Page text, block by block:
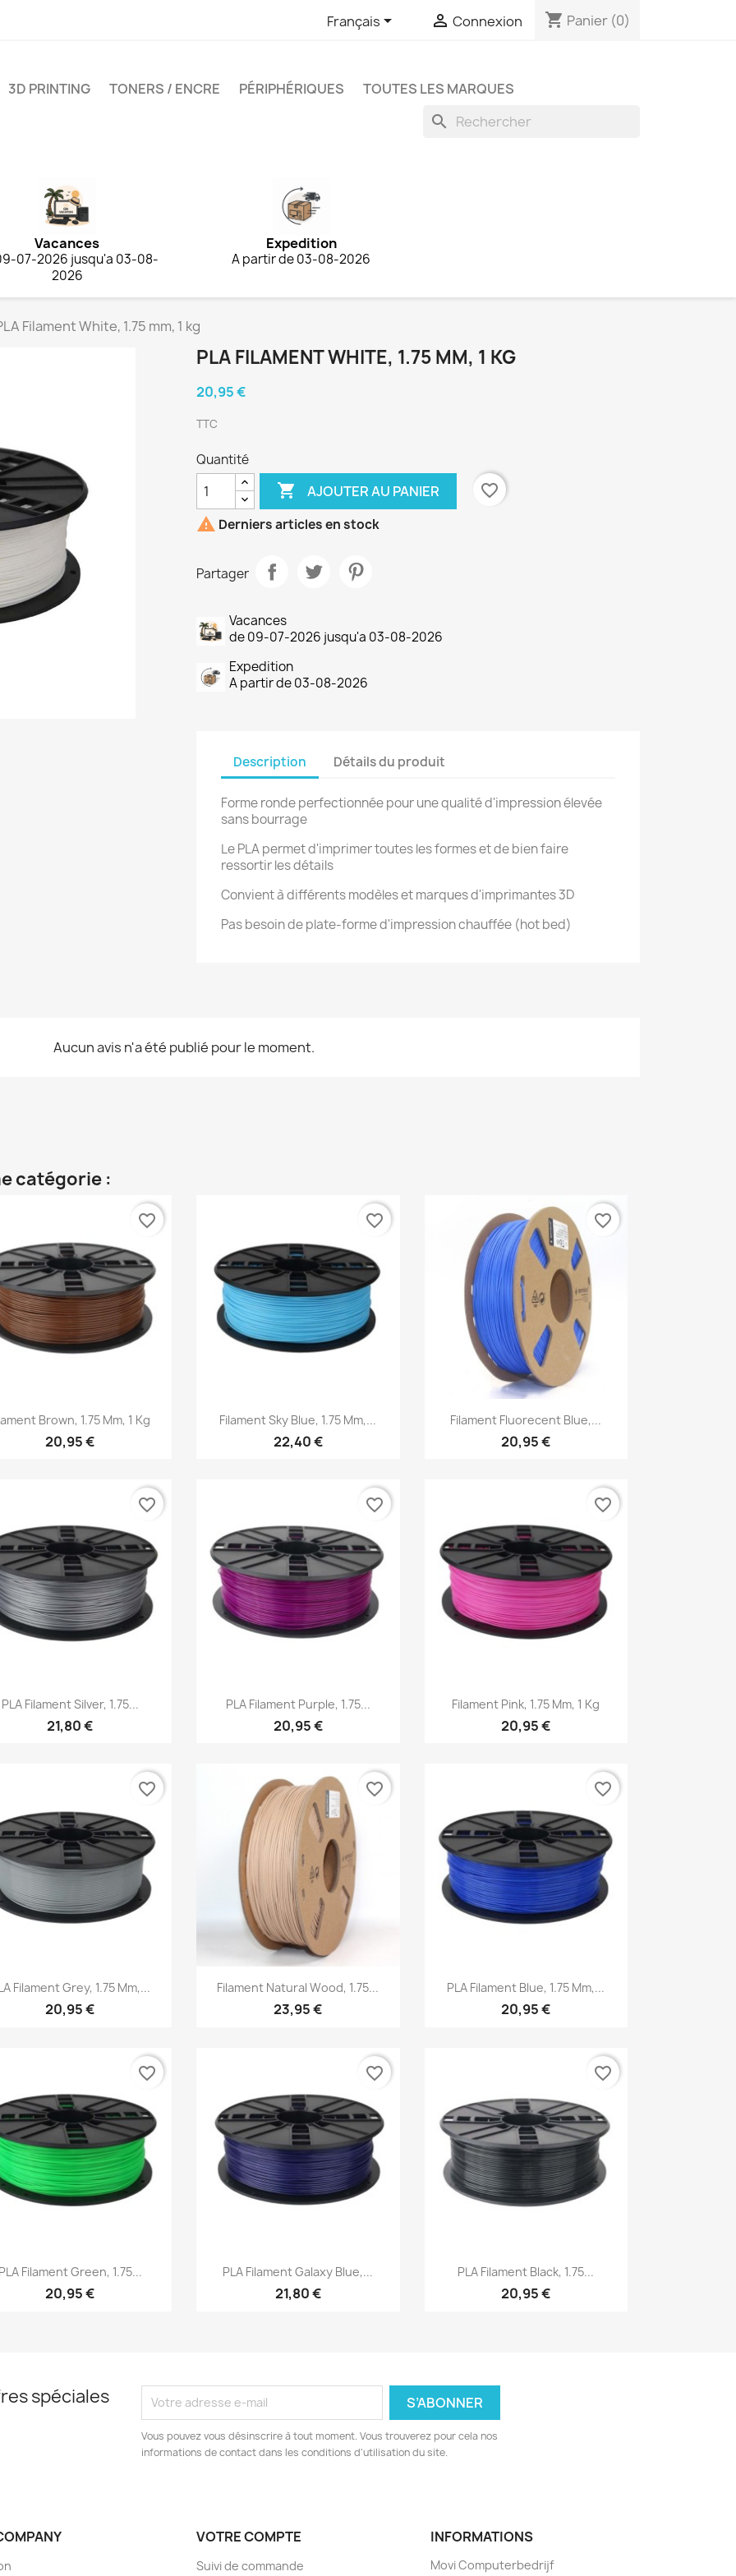
Français  Connexion shopping_cart Panier (0)
3D PRINTING TONERS / ENCRE PÉRIPHÉRIQUES TOUTES LES MARQUES
search
Vacances
07-2026 jusqu'a 03-08-
2026
Expedition
A partir de 03-08-2026
Filament White, 1.75 mm, 1 kg
PLA FILAMENT WHITE, 1.75 MM, 1 KG
20,95 €
TTC
Quantité
 AJOUTER AU PANIER
favorite_border
 Derniers articles en stock
Partager
Vacances
de 09-07-2026 jusqu'a 03-08-2026
Expedition
A partir de 03-08-2026
Description Détails du produit
Forme ronde perfectionnée pour une qualité d'impression élevée
sans bourrage
Le PLA permet d'imprimer toutes les formes et de bien faire
ressortir les détails
Convient à différents modèles et marques d'imprimantes 3D
Pas besoin de plate-forme d'impression chauffée (hot bed)
Aucun avis n'a été publié pour le moment.
catégorie :
Aperçu rapide
Brown, 1.75 Mm, 1 Kg
20,95 €
favorite_border
Aperçu rapide
Filament Sky Blue, 1.75 Mm,...
22,40 €
favorite_border
Aperçu rapide
Filament Fluorecent Blue,...
20,95 €
favorite_border
Aperçu rapide
PLA Filament Silver, 1.75...
21,80 €
favorite_border
Aperçu rapide
PLA Filament Purple, 1.75...
20,95 €
favorite_border
Aperçu rapide
Filament Pink, 1.75 Mm, 1 Kg
20,95 €
favorite_border
Aperçu rapide
Filament Grey, 1.75 Mm,...
20,95 €
favorite_border
Aperçu rapide
Filament Natural Wood, 1.75...
23,95 €
favorite_border
Aperçu rapide
PLA Filament Blue, 1.75 Mm,...
20,95 €
favorite_border
Aperçu rapide
PLA Filament Green, 1.75...
20,95 €
favorite_border
Aperçu rapide
PLA Filament Galaxy Blue,...
21,80 €
favorite_border
Aperçu rapide
PLA Filament Black, 1.75...
20,95 €
favorite_border
spéciales
Vous pouvez vous désinscrire à tout moment. Vous trouverez pour cela nos
informations de contact dans les conditions d'utilisation du site.
VOTRE COMPTE
Suivi de commande
INFORMATIONS
Movi Computerbedrijf